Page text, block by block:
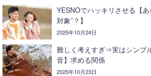
YESNOでハッキリさせる【
対象”？】
2025年10月24日
難しく考えすぎ⇒実はシンプ
音】求める関係
2025年10月23日